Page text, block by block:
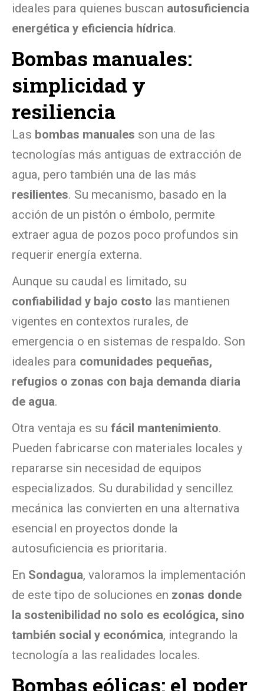
ideales para quienes buscan autosuficiencia
energética y eficiencia hídrica.
Bombas manuales:
simplicidad y
resiliencia
Las bombas manuales son una de las
tecnologías más antiguas de extracción de
agua, pero también una de las más
resilientes. Su mecanismo, basado en la
acción de un pistón o émbolo, permite
extraer agua de pozos poco profundos sin
requerir energía externa.
Aunque su caudal es limitado, su
confiabilidad y bajo costo las mantienen
vigentes en contextos rurales, de
emergencia o en sistemas de respaldo. Son
ideales para comunidades pequeñas,
refugios o zonas con baja demanda diaria
de agua.
Otra ventaja es su fácil mantenimiento.
Pueden fabricarse con materiales locales y
repararse sin necesidad de equipos
especializados. Su durabilidad y sencillez
mecánica las convierten en una alternativa
esencial en proyectos donde la
autosuficiencia es prioritaria.
En Sondagua, valoramos la implementación
de este tipo de soluciones en zonas donde
la sostenibilidad no solo es ecológica, sino
también social y económica, integrando la
tecnología a las realidades locales.
Bombas eólicas: el poder